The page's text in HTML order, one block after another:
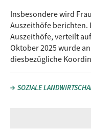
Insbesondere wird
Auszeithöfe berichten.
Auszeithöfe, verteilt
Oktober 2025 wurde
diesbezügliche
SOZIALE